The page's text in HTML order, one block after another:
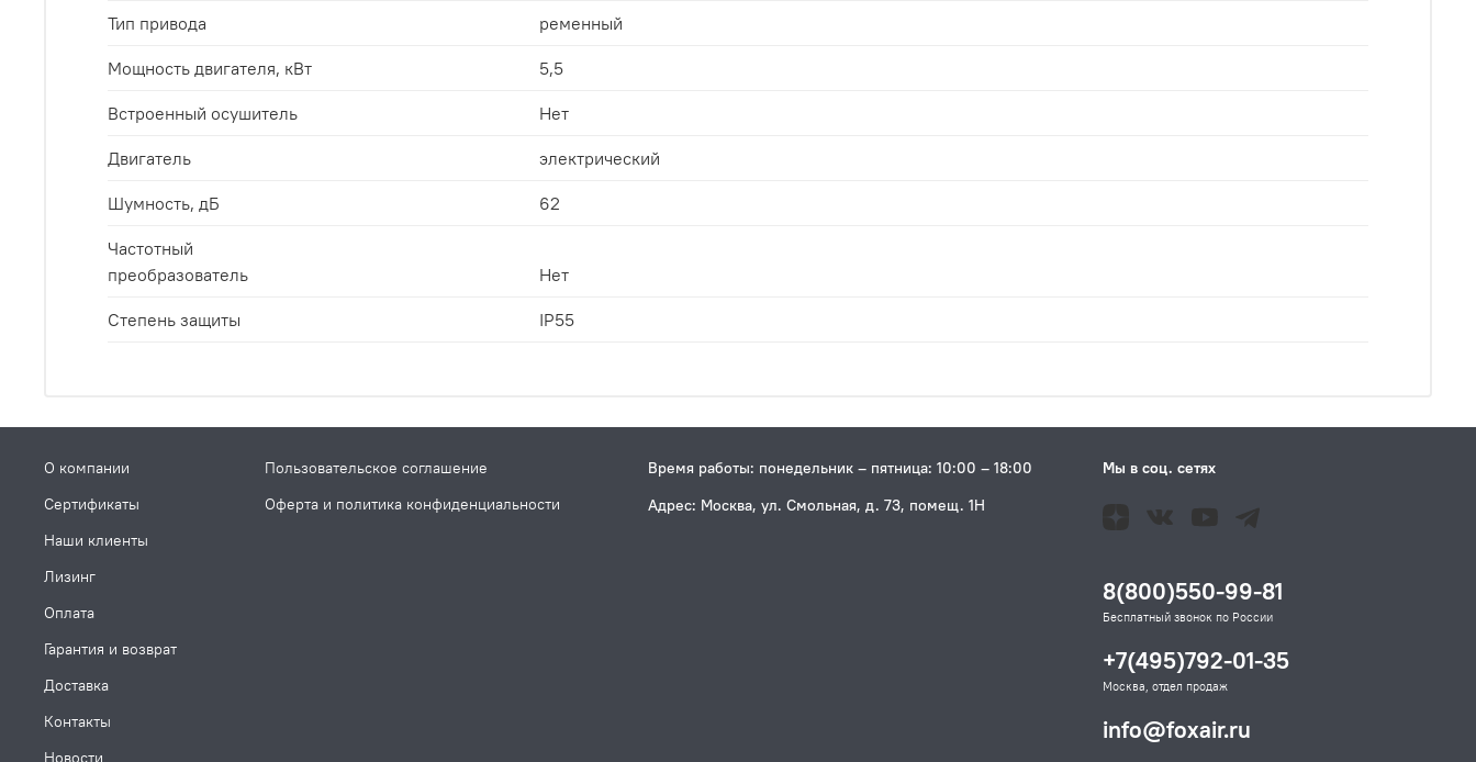
Тип привода ременный
Мощность двигателя, кВт 5,5
Встроенный осушитель Нет
Двигатель электрический
Шумность, дБ 62
Частотный
преобразователь
Нет
Степень защиты IP55
О компании
Сертификаты
Наши клиенты
Лизинг
Оплата
Гарантия и возврат
Доставка
Контакты
Новости
Пользовательское соглашение
Оферта и политика конфиденциальности
Время работы: понедельник – пятница: 10:00 – 18:00
Адрес: Москва, ул. Смольная, д. 73, помещ. 1Н
Мы в соц. сетях
8(800)550-99-81
Бесплатный звонок по России
+7(495)792-01-35
Москва, отдел продаж
info@foxair.ru